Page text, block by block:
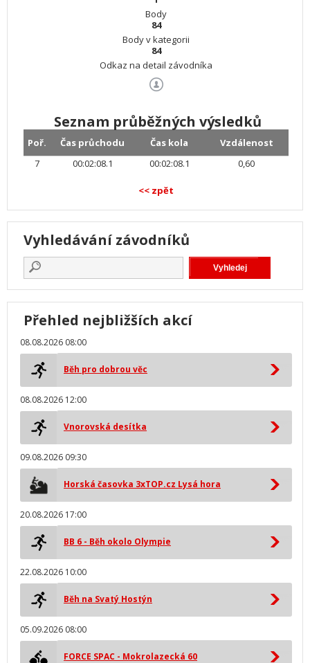
Body
84
Body v kategorii
84
Odkaz na detail závodníka
Seznam průběžných výsledků
Poř. Čas průchodu Čas kola
Vzdálenost
7
00:02:08.1 00:02:08.1 0,60
<< zpět
Vyhledávání závodníků
Přehled nejbližších akcí
08.08.2026 08:00
Běh pro dobrou věc
08.08.2026 12:00
Vnorovská desítka
09.08.2026 09:30
Horská časovka 3xTOP.cz Lysá hora
20.08.2026 17:00
BB 6 - Běh okolo Olympie
22.08.2026 10:00
Běh na Svatý Hostýn
05.09.2026 08:00
FORCE SPAC - Mokrolazecká 60